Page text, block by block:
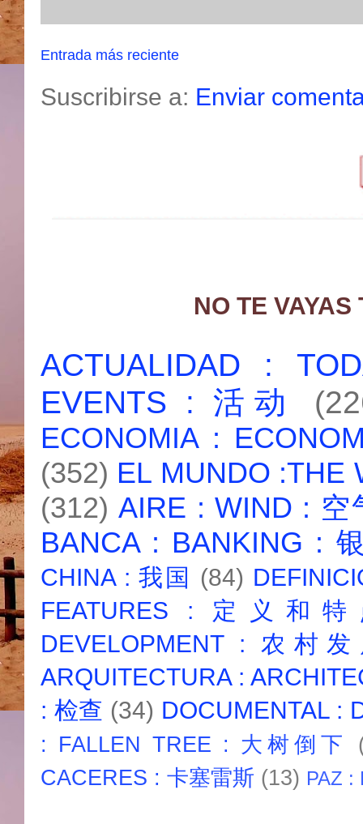
Entrada más reciente
Suscribirse a: Enviar
NO TE
ACTUALIDAD :
EVENTS : 活动
ECONOMIA :
(352) EL MUNDO :THE
(312) AIRE : WIND : 空
BANCA : BANKING :
CHINA : 我国 (84)
FEATURES : 定义和
DEVELOPMENT : 农村
ARQUITECTURA :
: 检查 (34) DOCUMENTAL :
: FALLEN TREE : 大树倒下
CACERES : 卡塞雷斯 (13) PAZ :